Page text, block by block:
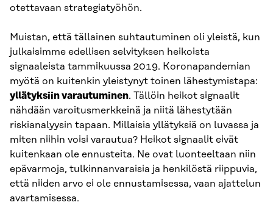
otettavaan strategiatyöhön.
Muistan, että tällainen suhtautuminen oli yleistä, kun
julkaisimme edellisen selvityksen heikoista
signaaleista tammikuussa 2019. Koronapandemian
myötä on kuitenkin yleistynyt toinen lähestymistapa:
yllätyksiin varautuminen. Tällöin heikot signaalit
nähdään varoitusmerkkeinä ja niitä lähestytään
riskianalyysin tapaan. Millaisia yllätyksiä on luvassa ja
miten niihin voisi varautua? Heikot signaalit eivät
kuitenkaan ole ennusteita. Ne ovat luonteeltaan niin
epävarmoja, tulkinnanvaraisia ja henkilöstä riippuvia,
että niiden arvo ei ole ennustamisessa, vaan ajattelun
avartamisessa.